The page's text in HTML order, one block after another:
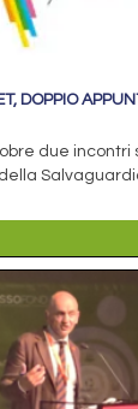
DOPPIO
due incontri